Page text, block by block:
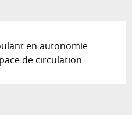
en autonomie
de circulation